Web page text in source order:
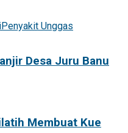
Penyakit Unggas
Desa Juru Banu
Membuat Kue